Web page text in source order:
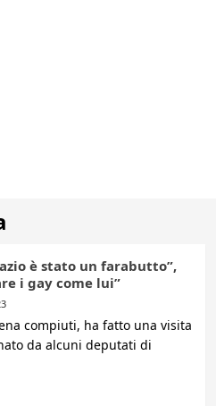
è stato un farabutto”,
i gay come lui”
compiuti, ha fatto una visita
da alcuni deputati di